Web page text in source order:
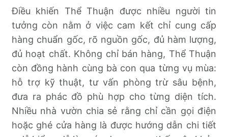
Điều khiến Thể Thuận được nhiều người tin
tưởng còn nằm ở việc cam kết chỉ cung cấp
hàng chuẩn gốc, rõ nguồn gốc, đủ hàm lượng,
đủ hoạt chất. Không chỉ bán hàng, Thể Thuận
còn đồng hành cùng bà con qua từng vụ mùa:
hỗ trợ kỹ thuật, tư vấn phòng trừ sâu bệnh,
đưa ra phác đồ phù hợp cho từng diện tích.
Nhiều nhà vườn chia sẻ rằng chỉ cần gọi điện
hoặc ghé cửa hàng là được hướng dẫn chi tiết